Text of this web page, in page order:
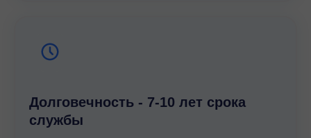
Долговечность - 7-10 лет срока
службы